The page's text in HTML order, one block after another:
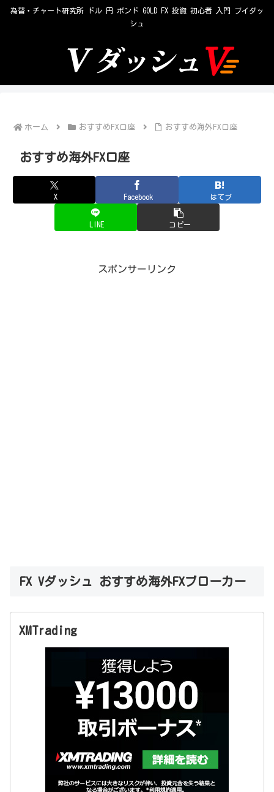
為替・チャート研究所 ドル 円 ポンド GOLD FX 投資 初心者 入門 ブイダッ
シュ
ホーム おすすめFX口座 おすすめ海外FX口座
おすすめ海外FX口座
X Facebook はてブ
LINE コピー
スポンサーリンク
FX Vダッシュ おすすめ海外FXブローカー
XMTrading